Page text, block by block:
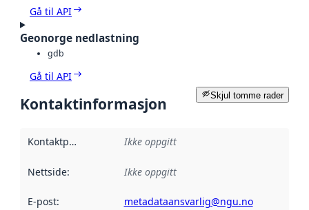
Gå til API
Geonorge nedlastning
gdb
Gå til API
Skjul tomme rader
Kontaktinformasjon
Kontaktpunkt Ikke oppgitt
Nettside: Ikke oppgitt
E-post: metadataansvarlig@ngu.no